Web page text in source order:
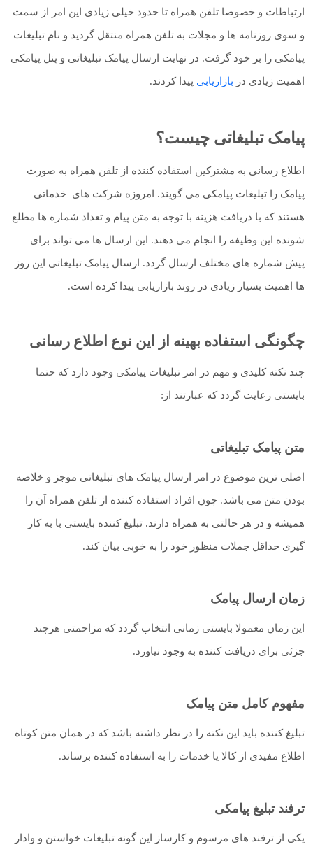
ارتباطات و خصوصا تلفن همراه تا حدود خیلی زیادی این امر از سمت
و سوی روزنامه ها و مجلات به تلفن همراه منتقل گردید و نام تبلیغات
پیامکی را بر خود گرفت. در نهایت ارسال پیامک تبلیغاتی و پنل پیامکی
اهمیت زیادی در بازاریابی پیدا کردند.
پیامک تبلیغاتی چیست؟
اطلاع رسانی به مشترکین استفاده کننده از تلفن همراه به صورت
پیامک را تبلیغات پیامکی می گویند. امروزه شرکت های خدماتی
هستند که با دریافت هزینه با توجه به متن پیام و تعداد شماره ها مطلع
شونده این وظیفه را انجام می دهند. این ارسال ها می تواند برای
پیش شماره های مختلف ارسال گردد. ارسال پیامک تبلیغاتی این روز
ها اهمیت بسیار زیادی در روند بازاریابی پیدا کرده است.
چگونگی استفاده بهینه از این نوع اطلاع رسانی
چند نکته کلیدی و مهم در امر تبلیغات پیامکی وجود دارد که حتما
بایستی رعایت گردد که عبارتند از:
متن پیامک تبلیغاتی
اصلی ترین موضوع در امر ارسال پیامک های تبلیغاتی موجز و خلاصه
بودن متن می باشد. چون افراد استفاده کننده از تلفن همراه آن را
همیشه و در هر حالتی به همراه دارند. تبلیغ کننده بایستی با به کار
گیری حداقل جملات منظور خود را به خوبی بیان کند.
زمان ارسال پیامک
این زمان معمولا بایستی زمانی انتخاب گردد که مزاحمتی هرچند
جزئی برای دریافت کننده به وجود نیاورد.
مفهوم کامل متن پیامک
تبلیغ کننده باید این نکته را در نظر داشته باشد که در همان متن کوتاه
اطلاع مفیدی از کالا یا خدمات را به استفاده کننده برساند.
ترفند تبلیغ پیامکی
یکی از ترفند های مرسوم و کارساز این گونه تبلیغات خواستن و وادار